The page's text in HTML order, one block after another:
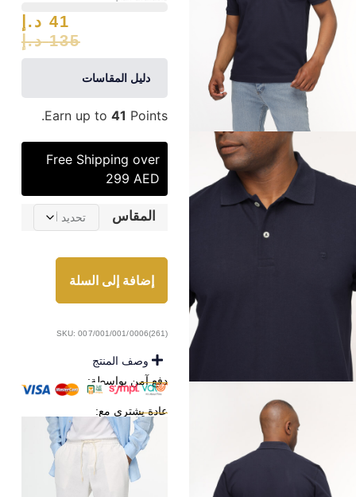
135 د.إ
41 د.إ
دليل المقاسات
Earn up to41 Points.
Free Shipping over
299 AED
المقاس
إضافة إلى السلة
SKU: 007/001/001/0006(261)
وصف المنتج
دفع آمن بواسطة:
عادة يشترى مع: